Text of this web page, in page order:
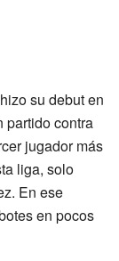
su debut en
partido contra
jugador más
liga, solo
En ese
en pocos